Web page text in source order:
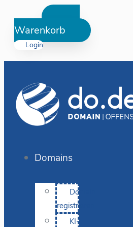
Warenkorb
Login
Domains
Domain
registrieren
KI-